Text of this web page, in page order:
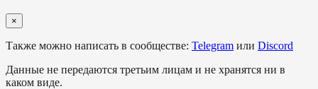
×
Также можно написать в сообществе: Telegram или Discord
Данные не передаются третьим лицам и не хранятся ни в
каком виде.